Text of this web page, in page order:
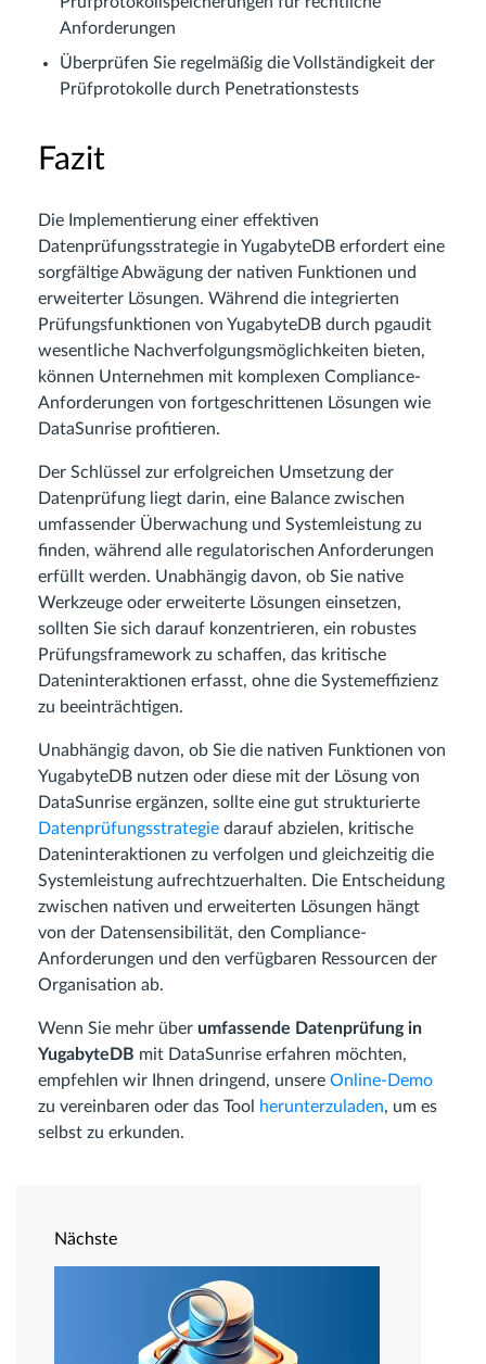
Anforderungen
Überprüfen Sie regelmäßig die Vollständigkeit der
Prüfprotokolle durch Penetrationstests
Fazit
Die Implementierung einer effektiven
Datenprüfungsstrategie in YugabyteDB erfordert eine
sorgfältige Abwägung der nativen Funktionen und
erweiterter Lösungen. Während die integrierten
Prüfungsfunktionen von YugabyteDB durch pgaudit
wesentliche Nachverfolgungsmöglichkeiten bieten,
können Unternehmen mit komplexen Compliance-
Anforderungen von fortgeschrittenen Lösungen wie
DataSunrise profitieren.
Der Schlüssel zur erfolgreichen Umsetzung der
Datenprüfung liegt darin, eine Balance zwischen
umfassender Überwachung und Systemleistung zu
finden, während alle regulatorischen Anforderungen
erfüllt werden. Unabhängig davon, ob Sie native
Werkzeuge oder erweiterte Lösungen einsetzen,
sollten Sie sich darauf konzentrieren, ein robustes
Prüfungsframework zu schaffen, das kritische
Dateninteraktionen erfasst, ohne die Systemeffizienz
zu beeinträchtigen.
Unabhängig davon, ob Sie die nativen Funktionen von
YugabyteDB nutzen oder diese mit der Lösung von
DataSunrise ergänzen, sollte eine gut strukturierte
Datenprüfungsstrategie darauf abzielen, kritische
Dateninteraktionen zu verfolgen und gleichzeitig die
Systemleistung aufrechtzuerhalten. Die Entscheidung
zwischen nativen und erweiterten Lösungen hängt
von der Datensensibilität, den Compliance-
Anforderungen und den verfügbaren Ressourcen der
Organisation ab.
Wenn Sie mehr über umfassende Datenprüfung in
YugabyteDB mit DataSunrise erfahren möchten,
empfehlen wir Ihnen dringend, unsere Online-Demo
zu vereinbaren oder das Tool
herunterzuladen, um es
selbst zu erkunden.
Nächste